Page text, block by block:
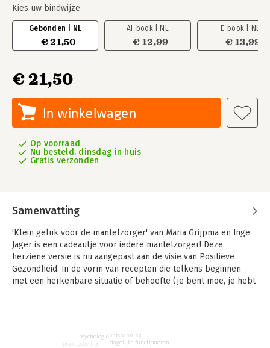
Kies uw bindwijze
Gebonden | NL
€ 21,50
AI-book | NL
€ 12,99
E-book | NL
€ 13,99
€ 21,50
In winkelwagen
Op voorraad
Nu besteld, dinsdag in huis
Gratis verzonden
Samenvatting
'Klein geluk voor de mantelzorger' van Maria Grijpma en Inge
Jager is een cadeautje voor iedere mantelzorger! Deze
herziene versie is nu aangepast aan de visie van Positieve
Gezondheid. In de vorm van recepten die telkens beginnen
met een herkenbare situatie of behoefte (je bent moe, je hebt
en Inge helpen (overbelaste) mantelzorgers om stap voor
praktische tips
psychologieontspanning
dagelijks functioneren